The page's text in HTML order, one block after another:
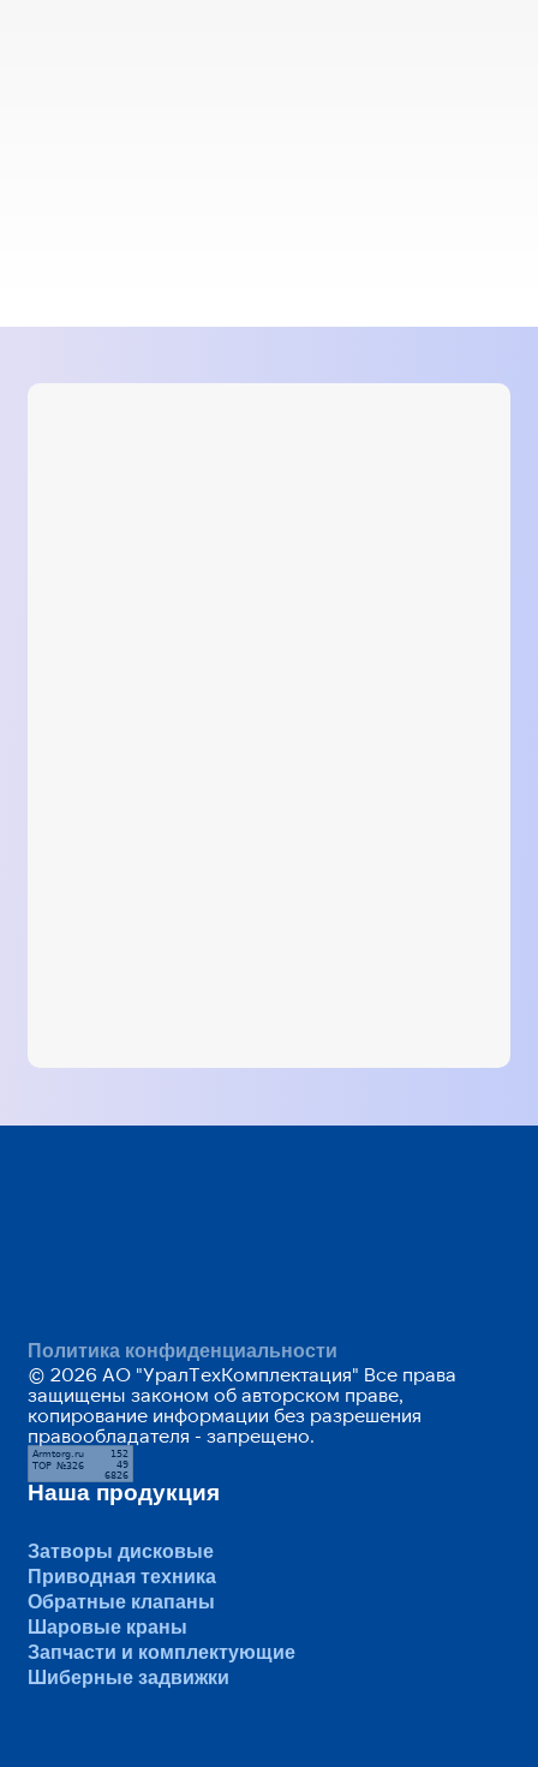
Политика конфиденциальности
© 2026 АО "УралТехКомплектация" Все права
защищены законом об авторском праве,
копирование информации без разрешения
правообладателя - запрещено.
Наша продукция
Затворы дисковые
Приводная техника
Обратные клапаны
Шаровые краны
Запчасти и комплектующие
Шиберные задвижки